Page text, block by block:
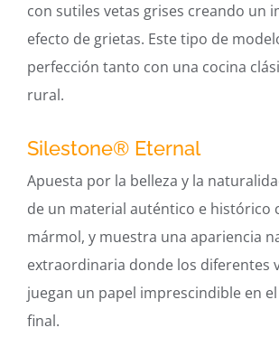
con sutiles vetas grises creando un
efecto de grietas. Este tipo de
perfección tanto con una cocina
rural.
Silestone® Eternal
Apuesta por la belleza y la
de un material auténtico e histórico
mármol, y muestra una apariencia
extraordinaria donde los diferentes
juegan un papel imprescindible en
final.